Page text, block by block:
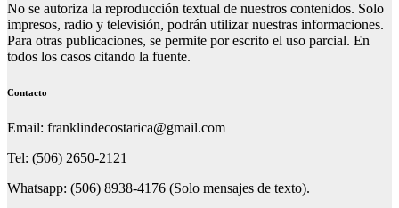
No se autoriza la reproducción textual de nuestros contenidos. Solo
impresos, radio y televisión, podrán utilizar nuestras informaciones.
Para otras publicaciones, se permite por escrito el uso parcial. En
todos los casos citando la fuente.
Contacto
Email: franklindecostarica@gmail.com
Tel: (506) 2650-2121
Whatsapp: (506) 8938-4176 (Solo mensajes de texto).